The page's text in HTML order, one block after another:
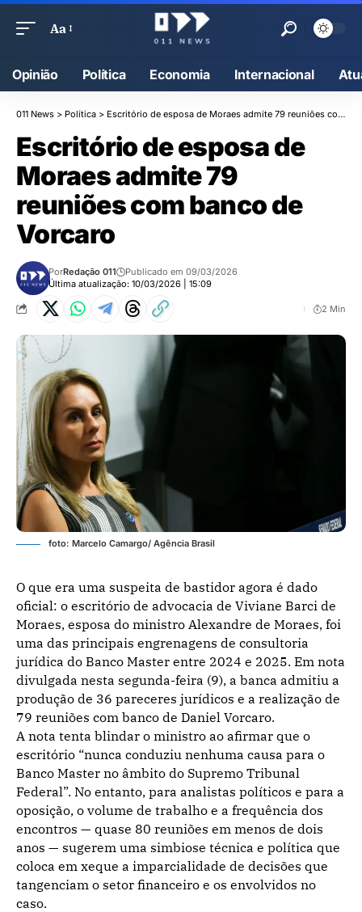
Aa
Opinião Política Economia Internacional
011 News > Política > Escritório de esposa de Moraes admite 79 reuniões com banco de Vorcaro
Escritório de esposa de
Moraes admite 79
reuniões com banco de
Vorcaro
Última atualização: 10/03/2026 | 15:09
PorRedação 011 Publicado em 09/03/2026
2 Min
foto: Marcelo Camargo/ Agência Brasil
O que era uma suspeita de bastidor agora é dado
oficial: o escritório de advocacia de Viviane Barci de
Moraes, esposa do ministro Alexandre de Moraes, foi
uma das principais engrenagens de consultoria
jurídica do Banco Master entre 2024 e 2025. Em nota
divulgada nesta segunda-feira (9), a banca admitiu a
produção de 36 pareceres jurídicos e a realização de
79 reuniões com banco de Daniel Vorcaro.
A nota tenta blindar o ministro ao afirmar que o
escritório “nunca conduziu nenhuma causa para o
Banco Master no âmbito do Supremo Tribunal
Federal”. No entanto, para analistas políticos e para a
oposição, o volume de trabalho e a frequência dos
encontros — quase 80 reuniões em menos de dois
anos — sugerem uma simbiose técnica e política que
coloca em xeque a imparcialidade de decisões que
tangenciam o setor financeiro e os envolvidos no
caso.